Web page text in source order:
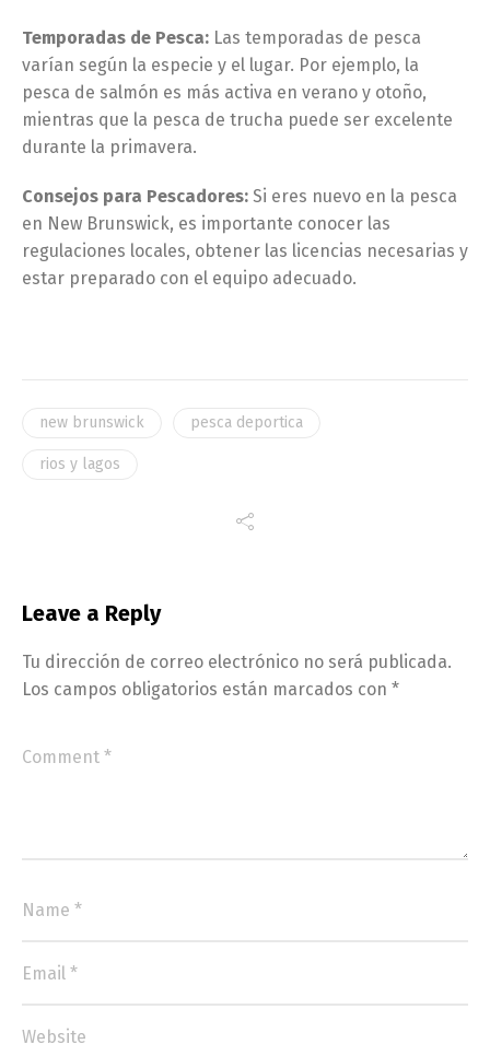
Temporadas de Pesca: Las temporadas de pesca
varían según la especie y el lugar. Por ejemplo, la
pesca de salmón es más activa en verano y otoño,
mientras que la pesca de trucha puede ser excelente
durante la primavera.
Consejos para Pescadores: Si eres nuevo en la pesca
en New Brunswick, es importante conocer las
regulaciones locales, obtener las licencias necesarias y
estar preparado con el equipo adecuado.
new brunswick pesca deportica
rios y lagos
Leave a Reply
Tu dirección de correo electrónico no será publicada.
Los campos obligatorios están marcados con *